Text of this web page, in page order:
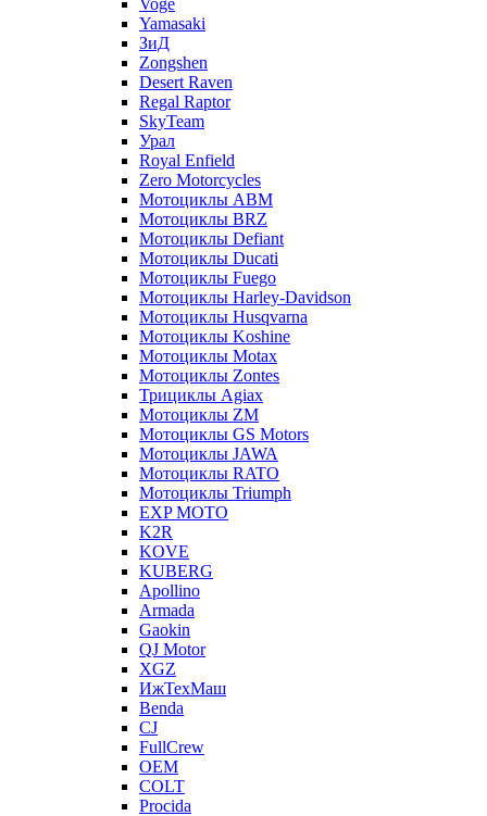
Voge
Yamasaki
ЗиД
Zongshen
Desert Raven
Regal Raptor
SkyTeam
Урал
Royal Enfield
Zero Motorcycles
Мотоциклы ABM
Мотоциклы BRZ
Мотоциклы Defiant
Мотоциклы Ducati
Мотоциклы Fuego
Мотоциклы Harley-Davidson
Мотоциклы Husqvarna
Мотоциклы Koshine
Мотоциклы Motax
Мотоциклы Zontes
Трициклы Agiax
Мотоциклы ZM
Мотоциклы GS Motors
Мотоциклы JAWA
Мотоциклы RATO
Мотоциклы Triumph
EXP MOTO
K2R
KOVE
KUBERG
Apollino
Armada
Gaokin
QJ Motor
XGZ
ИжТехМаш
Benda
CJ
FullCrew
OEM
COLT
Procida